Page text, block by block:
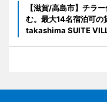
【滋賀/高島市】チラ
む。最大14名宿泊可
takashima SUITE